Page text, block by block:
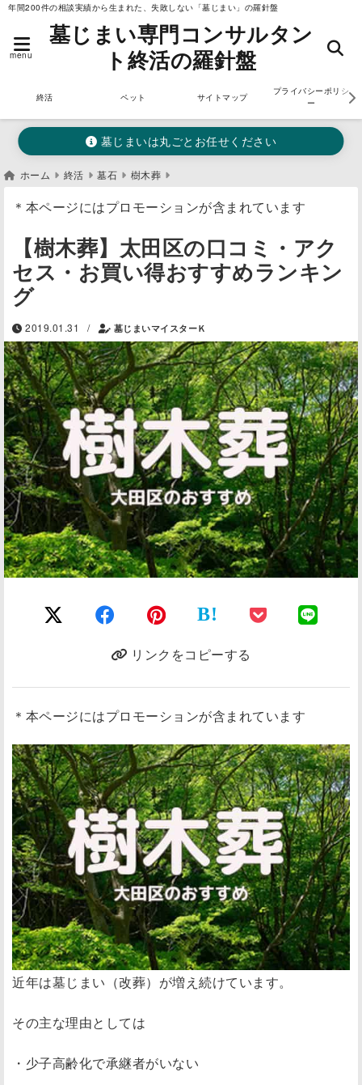
年間200件の相談実績から生まれた、失敗しない「墓じまい」の羅針盤
menu
墓じまい専門コンサルタン
ト終活の羅針盤
終活 ペット サイトマップ
プライバシーポリシ
ー
墓じまいは丸ごとお任せください
ホーム 終活 墓石 樹木葬
＊本ページにはプロモーションが含まれています
【樹木葬】太田区の口コミ・アク
セス・お買い得おすすめランキン
グ
2019.01.31 / 墓じまいマイスターＫ
B!
リンクをコピーする
＊本ページにはプロモーションが含まれています
近年は墓じまい（改葬）が増え続けています。
その主な理由としては
・少子高齢化で承継者がいない